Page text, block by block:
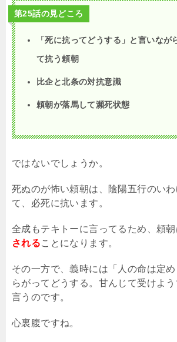
第25話の見どころ
「死に抗ってどうする」と言いなが
て抗う頼朝
比企と北条の対抗意識
頼朝が落馬して瀕死状態
ではないでしょうか。
死ぬのが怖い頼朝は、陰陽五行のい
て、必死に抗います。
全成もテキトーに言ってるため、頼朝
されることになります。
その一方で、義時には「人の命は定
らがってどうする。甘んじて受けよ
言うのです。
心裏腹ですね。